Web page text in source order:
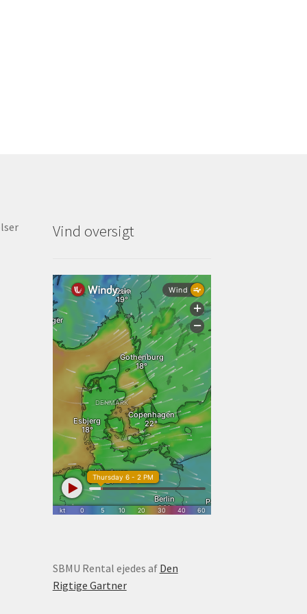
Vind oversigt
SBMU Rental ejedes af Den
Rigtige Gartner